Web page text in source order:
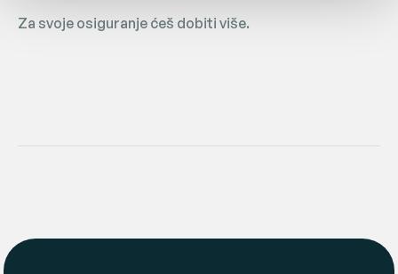
Za svoje osiguranje ćeš dobiti više.